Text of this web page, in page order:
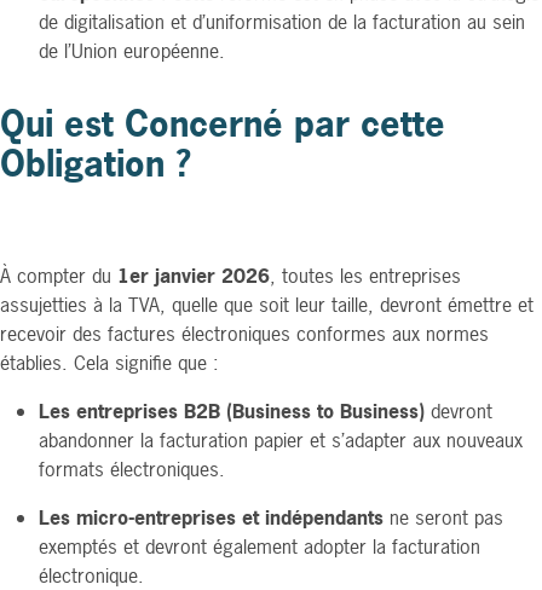
de digitalisation et d’uniformisation de la facturation au sein
de l’Union européenne.
Qui est Concerné par cette
Obligation ?
À compter du 1er janvier 2026, toutes les entreprises
assujetties à la TVA, quelle que soit leur taille, devront émettre et
recevoir des factures électroniques conformes aux normes
établies. Cela signifie que :
Les entreprises B2B (Business to Business) devront
abandonner la facturation papier et s’adapter aux nouveaux
formats électroniques.
Les micro-entreprises et indépendants ne seront pas
exemptés et devront également adopter la facturation
électronique.